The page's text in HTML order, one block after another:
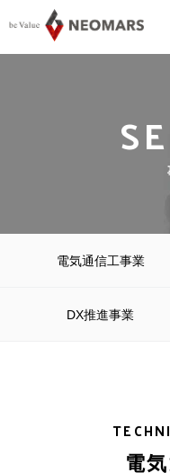
電気通信工事業
DX推進事業
電